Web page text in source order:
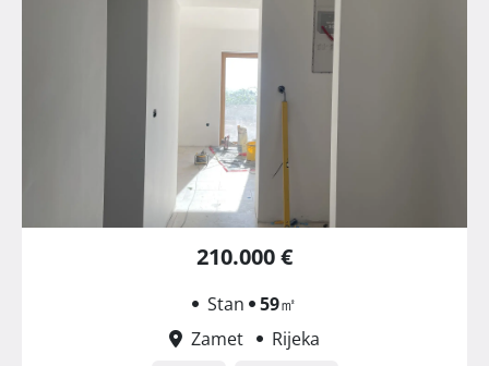
210.000 €
Stan 59㎡
Zamet
Rijeka